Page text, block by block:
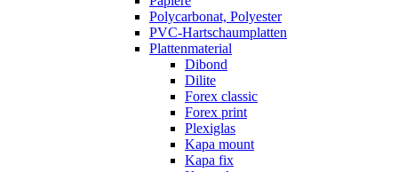
Polycarbonat, Polyester
PVC-Hartschaumplatten
Plattenmaterial
Dibond
Dilite
Forex classic
Forex print
Plexiglas
Kapa mount
Kapa fix